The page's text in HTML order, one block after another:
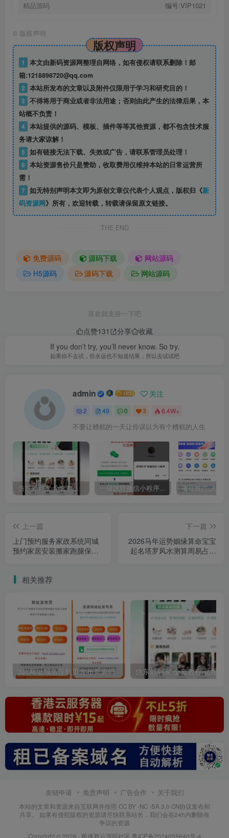
精品源码 编号:VIP1021
© 版权声明
版权声明
1
本文由新码资源网整理自网络，如有侵权请联系删除！邮
箱:1218898720@qq.com
2 本站所发布的文章以及附件仅限用于学习和研究目的！
3
站概不负责！
4 本站提供的源码、模板、插件等等其他资源，都不包含技术服
务请大家谅解！
5 如有链接无法下载、失效或广告，请联系管理员处理！
6 本站资源售价只是赞助，收取费用仅维持本站的日常运营所
需！
7 如无特别声明本文即为原创文章仅代表个人观点，版权归《新
码资源网》所有，欢迎转载，转载请保留原文链接。
THE END
免费源码 源码下载
网站源码
H5源码
源码下载 网站源码
喜欢就支持一下吧
点赞131 分享
收藏
If you don’t try, you’ll never know. So try.
如果你不去试，你永远也不知道结果，所以去试试吧
admin 关注
2 49 0 3 6.4W+
不要让糟糕的一天让你误以为有个糟糕的人生
仿东郊到家 全套教程 适配公众号/小程序/APP 同城到家 同城推拿 技师入驻 一键跳转微信小程序/一键直接跳转到微信小程序/微信小程序引流推广/快手短信APP浏览器
上一篇
上门预约服务家政系统同城
预约家居安装搬家跑腿保洁
下一篇
2026马年运势姻缘算命宝宝
起名塔罗风水测算周易占卜
相关推荐
3款网址域名导航页发布页源码
友链申请 免责声明 广告合作 关于我们
本站的文章和资源来自互联网并按照 CC BY -NC -SA 3.0 CN协议发布和
共享。 如果有侵犯版权的资源请尽快联系站长，我们会在24h内删除有
争议的资源
Copyright © 2026 · 极速新云源码社区 鲁ICP备2024055640号-4